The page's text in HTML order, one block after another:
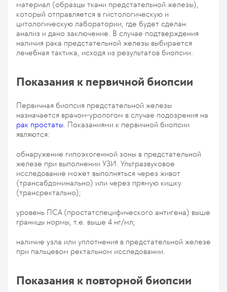
материал (образцы ткани предстательной железы),
который отправляется в гистологическую и
цитологическую лаборатории, где будет сделан
анализ и дано заключение. В случае подтверждения
наличия рака предстательной железы выбирается
лечебная тактика, исходя из результатов биопсии.
Показания к первичной биопсии
Первичная биопсия предстательной железы
назначается врачом-урологом в случае подозрения на
рак простаты. Показаниями к первичной биопсии
являются:
обнаружение гипоэхогенной зоны в предстательной
железе при выполнении УЗИ. Ультразвуковое
исследование может выполняться через живот
(трансабдоминально) или через прямую кишку
(трансректально);
уровень ПСА (простатспецифического антигена) выше
границы нормы, т.е. выше 4 нг/мл;
наличие узла или уплотнения в предстательной железе
при пальцевом ректальном исследовании.
Показания к повторной биопсии